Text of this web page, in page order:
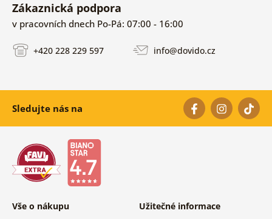
Zákaznická podpora
v pracovních dnech Po-Pá: 07:00 - 16:00
+420 228 229 597 info@dovido.cz
Sledujte nás na
Vše o nákupu Užitečné informace